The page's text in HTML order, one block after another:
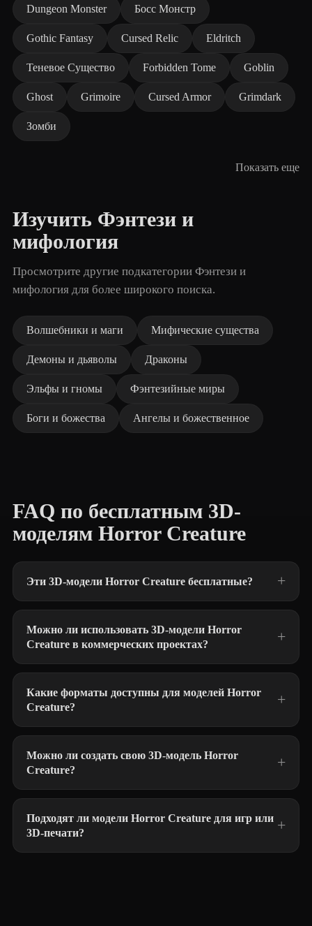
Dungeon Monster Босс Монстр
Gothic Fantasy Cursed Relic Eldritch
Теневое Существо Forbidden Tome Goblin
Ghost Grimoire Cursed Armor Grimdark
Зомби
Показать еще
Изучить Фэнтези и
мифология
Просмотрите другие подкатегории Фэнтези и
мифология для более широкого поиска.
Волшебники и маги Мифические существа
Демоны и дьяволы Драконы
Эльфы и гномы Фэнтезийные миры
Боги и божества Ангелы и божественное
FAQ по бесплатным 3D-
моделям Horror Creature
Эти 3D-модели Horror Creature бесплатные?
Можно ли использовать 3D-модели Horror
Creature в коммерческих проектах?
Какие форматы доступны для моделей Horror
Creature?
Можно ли создать свою 3D-модель Horror
Creature?
Подходят ли модели Horror Creature для игр или
3D-печати?